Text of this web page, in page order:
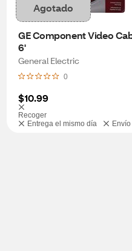
Agotado
GE Component Video
6'
General Electric
0
$10.99
Recoger
Entrega el mismo día
Envío